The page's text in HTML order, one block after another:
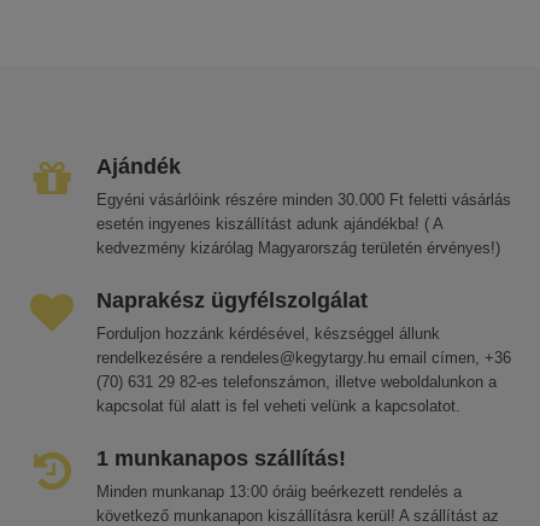
Ajándék
Egyéni vásárlóink részére minden 30.000 Ft feletti vásárlás
esetén ingyenes kiszállítást adunk ajándékba! ( A
kedvezmény kizárólag Magyarország területén érvényes!)
Naprakész ügyfélszolgálat
Forduljon hozzánk kérdésével, készséggel állunk
rendelkezésére a rendeles@kegytargy.hu email címen, +36
(70) 631 29 82-es telefonszámon, illetve weboldalunkon a
kapcsolat fül alatt is fel veheti velünk a kapcsolatot.
1 munkanapos szállítás!
Minden munkanap 13:00 óráig beérkezett rendelés a
következő munkanapon kiszállításra kerül! A szállítást az